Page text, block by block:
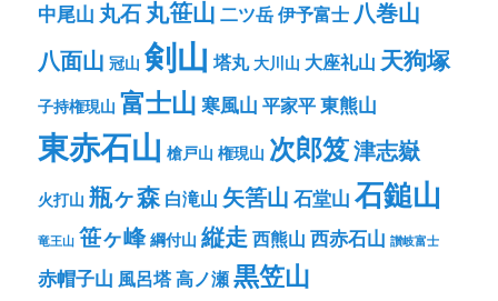
中尾山 丸石丸笹山 二ツ岳伊予富士 八巻山
八面山 冠山 剣山 塔丸 大川山 大座礼山 天狗塚
子持権現山 富士山 寒風山 平家平東熊山
東赤石山 槍戸山 権現山 次郎笈津志嶽
火打山 瓶ヶ森 白滝山 矢筈山 石堂山 石鎚山
竜王山 笹ヶ峰 綱付山 縦走 西熊山 西赤石山 讃岐富士
赤帽子山 風呂塔高ノ瀬黒笠山